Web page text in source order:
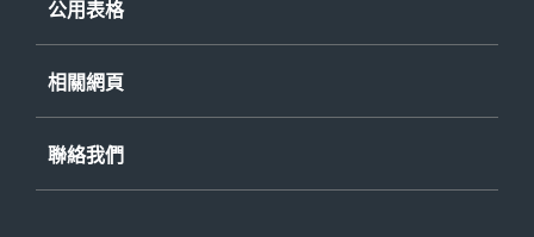
公用表格
相關網頁
聯絡我們